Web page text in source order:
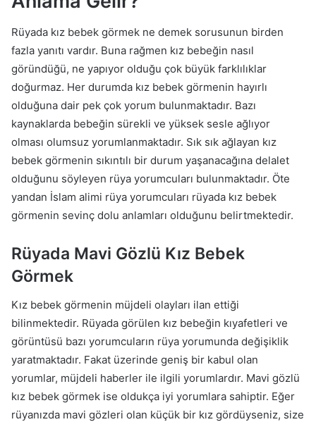
Rüyada kız bebek görmek ne demek sorusunun birden
fazla yanıtı vardır. Buna rağmen kız bebeğin nasıl
göründüğü, ne yapıyor olduğu çok büyük farklılıklar
doğurmaz. Her durumda kız bebek görmenin hayırlı
olduğuna dair pek çok yorum bulunmaktadır. Bazı
kaynaklarda bebeğin sürekli ve yüksek sesle ağlıyor
olması olumsuz yorumlanmaktadır. Sık sık ağlayan kız
bebek görmenin sıkıntılı bir durum yaşanacağına delalet
olduğunu söyleyen rüya yorumcuları bulunmaktadır. Öte
yandan İslam alimi rüya yorumcuları rüyada kız bebek
görmenin sevinç dolu anlamları olduğunu belirtmektedir.
Rüyada Mavi Gözlü Kız Bebek
Görmek
Kız bebek görmenin müjdeli olayları ilan ettiği
bilinmektedir. Rüyada görülen kız bebeğin kıyafetleri ve
görüntüsü bazı yorumcuların rüya yorumunda değişiklik
yaratmaktadır. Fakat üzerinde geniş bir kabul olan
yorumlar, müjdeli haberler ile ilgili yorumlardır. Mavi gözlü
kız bebek görmek ise oldukça iyi yorumlara sahiptir. Eğer
rüyanızda mavi gözleri olan küçük bir kız gördüyseniz, size